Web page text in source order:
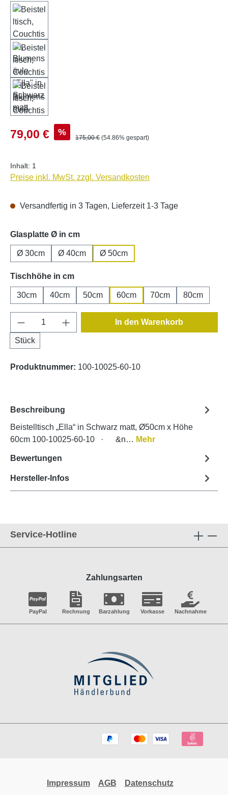
Verkaufspreis:
79,00 € % Regulärer Preis:
175,00 € (54.86% gespart)
Inhalt: 1
Preise inkl. MwSt. zzgl. Versandkosten
Versandfertig in 3 Tagen, Lieferzeit 1-3 Tage
Glasplatte Ø in cmauswählen
Ø 30cm Ø 40cm Ø 50cm
Tischhöhe in cmauswählen
30cm 40cm 50cm 60cm 70cm 80cm
Produkt Anzahl: Gib den gewünschten
Stück
In den Warenkorb
Produktnummer: 100-10025-60-10
Beschreibung
Beistelltisch „Ella“ in Schwarz matt, Ø50cm x Höhe
60cm 100-10025-60-10 · &n… Mehr
Bewertungen
Hersteller-Infos
Service-Hotline
Zahlungsarten
PayPal Rechnung Barzahlung Vorkasse Nachnahme
Impressum AGB Datenschutz